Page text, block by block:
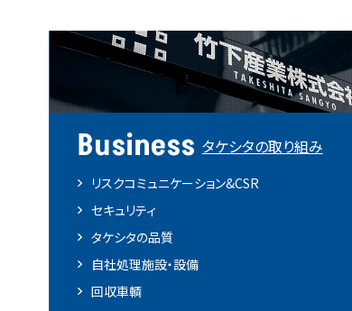
Business タケシタの取り組み
リスクコミュニケーション&CSR
セキュリティ
タケシタの品質
自社処理施設・設備
回収車輌